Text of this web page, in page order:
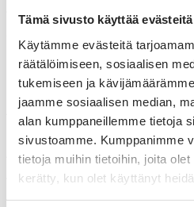
Tämä sivusto käyttää evästeitä
Käytämme evästeitä
räätälöimiseen, sosiaalisen
tukemiseen ja
jaamme sosiaalisen median,
alan kumppaneillemme tietoja
sivustoamme. Kumppanimme
tietoja muihin tietoihin, joita
kerätty, kun olet käyttänyt
Tuettua lomaa voivat hakea
vakituisesti asuvat ihmiset,
pysty järjestämään lomaa.
Lomapäätökseen vaikuttaa
terveydellinen ja
myöntää ilman perusteluja.
tiedot tulevat vain
tietoon.